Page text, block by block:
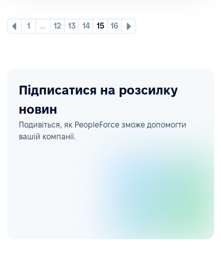
1 ... 12 13 14 15 16
Підписатися на розсилку
новин
Подивіться, як PeopleForce зможе допомогти
вашій компанії.